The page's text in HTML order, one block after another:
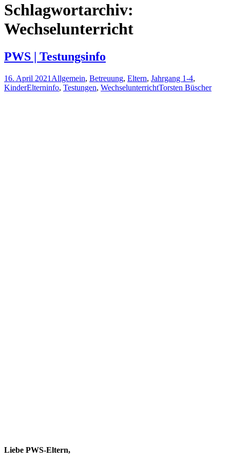
Schlagwortarchiv:
Wechselunterricht
PWS | Testungsinfo
16. April 2021 Allgemein, Betreuung, Eltern, Jahrgang 1-4,
KinderElterninfo, Testungen, WechselunterrichtTorsten Büscher
Liebe PWS-Eltern,